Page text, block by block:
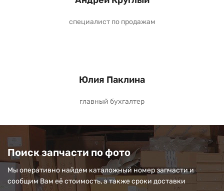
специалист по продажам
Юлия Паклина
главный бухгалтер
Поиск запчасти по фото
Мы оперативно найдем каталожный номер запчасти и
сообщим Вам её стоимость, а также сроки доставки